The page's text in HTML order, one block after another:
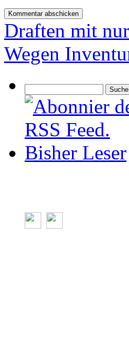
Draften mit
Wegen